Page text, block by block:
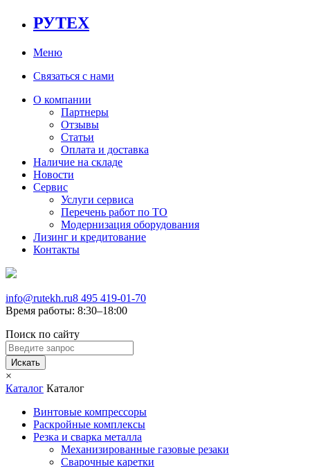
РУТЕХ
Меню
Связаться с нами
О компании
Партнеры
Отзывы
Статьи
Оплата и доставка
Наличие на складе
Новости
Сервис
Услуги сервиса
Перечень работ по ТО
Модернизация оборудования
Лизинг и кредитование
Контакты
info@rutekh.ru8 495 419-01-70
Время работы: 8:30–18:00
Поиск по сайту
Искать
×
Каталог Каталог
Винтовые компрессоры
Раскройные комплексы
Резка и сварка металла
Механизированные газовые резаки
Сварочные каретки